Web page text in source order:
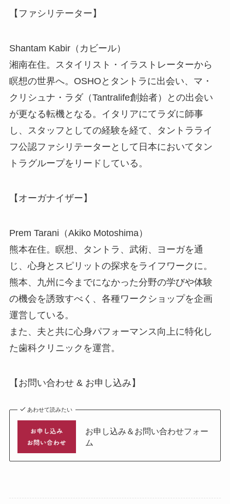
【ファシリテーター】
Shantam Kabir（カビール）
湘南在住。スタイリスト・イラストレーターから
瞑想の世界へ。OSHOとタントラに出会い、マ・
クリシュナ・ラダ（Tantralife創始者）との出会い
が更なる転機となる。イタリアにてラダに師事
し、スタッフとしての経験を経て、タントラライ
フ公認ファシリテーターとして日本においてタン
トラグループをリードしている。
【オーガナイザー】
Prem Tarani（Akiko Motoshima）
熊本在住。瞑想、タントラ、武術、ヨーガを通
じ、心身とスピリットの探求をライフワークに。
熊本、九州に今までになかった分野の学びや体験
の機会を誘致すべく、各種ワークショップを企画
運営している。
また、夫と共に心身パフォーマンス向上に特化し
た歯科クリニックを運営。
【お問い合わせ & お申し込み】
あわせて読みたい
お申し込み＆お問い合わせフォー
ム